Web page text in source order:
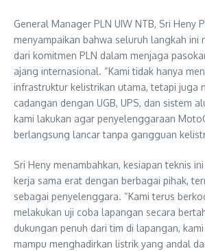
General Manager PLN UIW NTB, Sri Heny
menyampaikan bahwa seluruh langkah ini
dari komitmen PLN dalam menjaga
ajang internasional. “Kami tidak hanya
infrastruktur kelistrikan utama, tetapi juga
cadangan dengan UGB, UPS, dan sistem
kami lakukan agar penyelenggaraan
berlangsung lancar tanpa gangguan
Sri Heny menambahkan, kesiapan teknis
kerja sama erat dengan berbagai pihak,
sebagai penyelenggara. “Kami terus
melakukan uji coba lapangan secara
dukungan penuh dari tim di lapangan,
mampu menghadirkan listrik yang andal